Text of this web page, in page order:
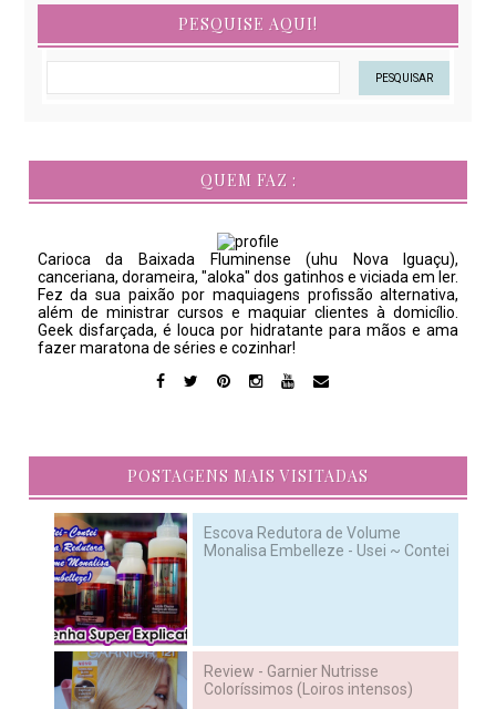
PESQUISE AQUI!
QUEM FAZ :
Carioca da Baixada Fluminense (uhu Nova Iguaçu),
canceriana, dorameira, "aloka" dos gatinhos e viciada em ler.
Fez da sua paixão por maquiagens profissão alternativa,
além de ministrar cursos e maquiar clientes à domicílio.
Geek disfarçada, é louca por hidratante para mãos e ama
fazer maratona de séries e cozinhar!
POSTAGENS MAIS VISITADAS
Escova Redutora de Volume
Monalisa Embelleze - Usei ~ Contei
Review - Garnier Nutrisse
Coloríssimos (Loiros intensos)